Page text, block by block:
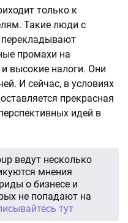
только к
Такие люди с
перекладывают
промахи на
высокие налоги. Они
И сейчас, в условиях
прекрасная
идей в
ведут несколько
мнения
о бизнесе и
не попадают на
тут